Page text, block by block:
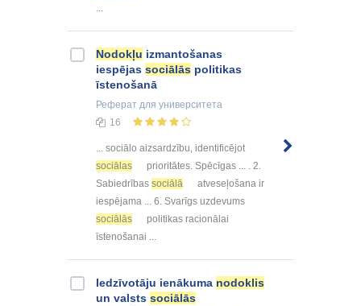
Nodokļu izmantošanas
iespējas sociālās politikas
īstenošanā
Реферат для университета
16
... sociālo aizsardzību, identificējot
sociālas
prioritātes. Spēcīgas ... . 2.
Sabiedrības sociālā
atveseļošana ir
iespējama ... 6. Svarīgs uzdevums
sociālās
politikas racionālai
īstenošanai ...
Iedzīvotāju ienākuma nodoklis
un valsts sociālās